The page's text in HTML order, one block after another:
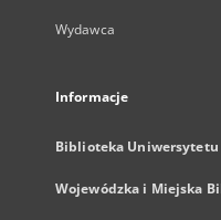
Wydawca
Informacje
Biblioteka Uniwersytetu
Wojewódzka i Miejska